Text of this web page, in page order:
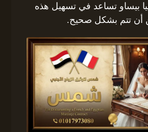
بيساو تساعد في تسهيل هذه
أن تتم بشكل صحيح.